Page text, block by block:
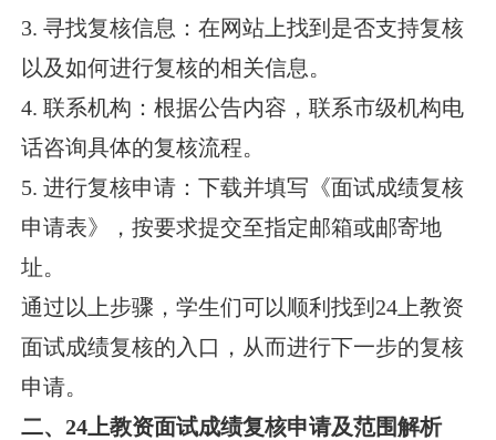
3. 寻找复核信息：在网站上找到是否支持复核
以及如何进行复核的相关信息。
4. 联系机构：根据公告内容，联系市级机构电
话咨询具体的复核流程。
5. 进行复核申请：下载并填写《面试成绩复核
申请表》，按要求提交至指定邮箱或邮寄地
址。
通过以上步骤，学生们可以顺利找到24上教资
面试成绩复核的入口，从而进行下一步的复核
申请。
二、24上教资面试成绩复核申请及范围解析